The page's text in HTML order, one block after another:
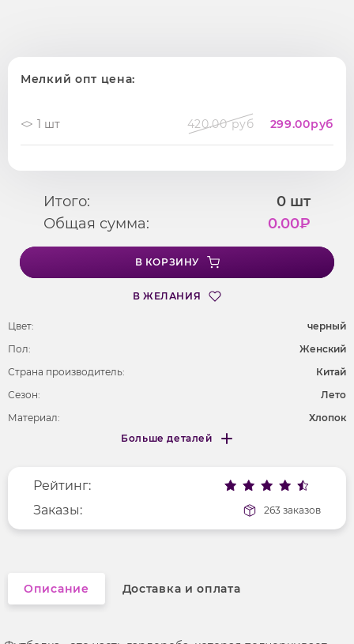
Мелкий опт цена:
1 шт 420.00 руб 299.00руб
Итого: 0 шт
Общая сумма:
0.00₽
В КОРЗИНУ
В ЖЕЛАНИЯ
Цвет:
черный
Пол:
Женский
Страна производитель:
Китай
Сезон:
Лето
Материал:
Хлопок
Фактура материала
гладкий
Длина рукава
короткие
Вырез горловины
округлый
Больше деталей
Меньше деталей
Рейтинг:
Заказы:
263 заказов
Описание Доставка и оплата